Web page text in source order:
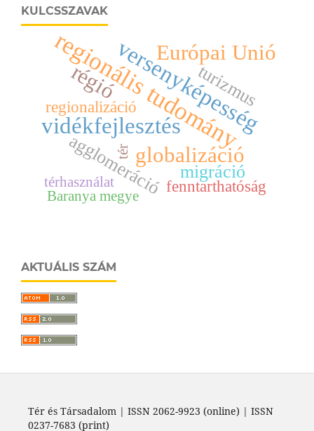
KULCSSZAVAK
regionális tudomány
vidékfejlesztésversenyképesség
Európai Unió
globalizáció
régió
migráció
agglomeráció
turizmus
regionalizáció
fenntarthatóság
Baranya megye
térhasználat
tér
AKTUÁLIS SZÁM
Tér és Társadalom | ISSN 2062-9923 (online) | ISSN
0237-7683 (print)